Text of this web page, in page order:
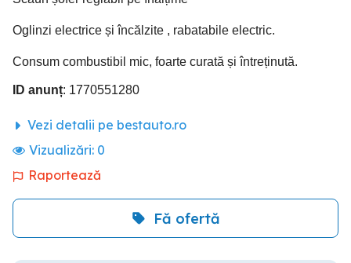
Oglinzi electrice și încălzite , rabatabile electric.
Consum combustibil mic, foarte curată și întreținută.
ID anunț: 1770551280
Vezi detalii pe bestauto.ro
Vizualizări: 0
Raportează
Fă ofertă